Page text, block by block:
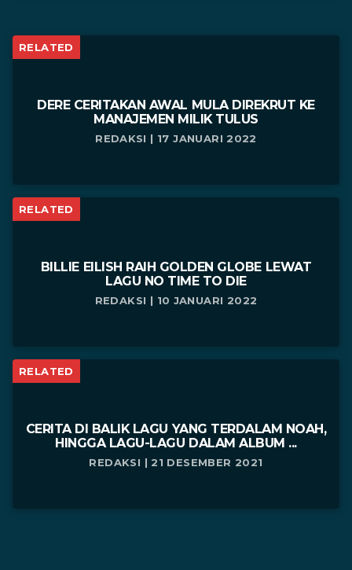
RELATED
DERE CERITAKAN AWAL MULA DIREKRUT KE
MANAJEMEN MILIK TULUS
REDAKSI | 17 JANUARI 2022
RELATED
BILLIE EILISH RAIH GOLDEN GLOBE LEWAT
LAGU NO TIME TO DIE
REDAKSI | 10 JANUARI 2022
RELATED
CERITA DI BALIK LAGU YANG TERDALAM NOAH,
HINGGA LAGU-LAGU DALAM ALBUM ...
REDAKSI | 21 DESEMBER 2021